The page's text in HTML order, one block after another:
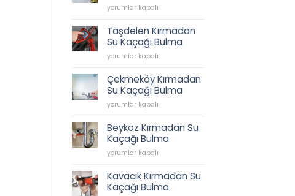
0538
62
45
için
için
Suadiye
Su
Kaçağı
Bulma
için
yorumlar kapalı
Taşdelen Kırmadan
Su Kaçağı Bulma
Taşdelen
Su
Kaçağı
Bulma
için
yorumlar kapalı
Çekmeköy Kırmadan
Su Kaçağı Bulma
Çekmeköy
Su
Kaçağı
Bulma
için
yorumlar kapalı
Beykoz Kırmadan Su
Kaçağı Bulma
Beykoz
Su
Kaçağı
Bulma
yorumlar kapalı
Kavacık Kırmadan Su
Kaçağı Bulma